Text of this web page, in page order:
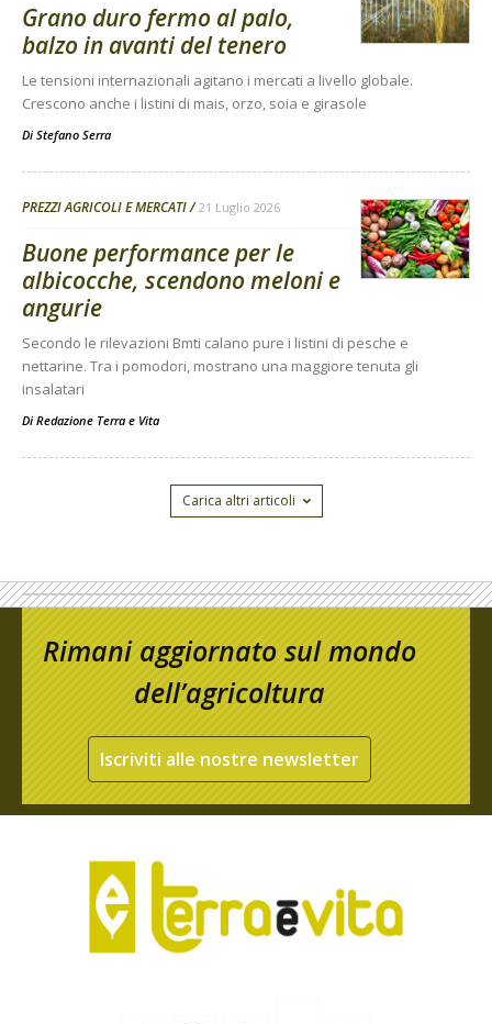
Grano duro fermo al palo,
balzo in avanti del tenero
Le tensioni internazionali agitano i mercati a livello globale.
Crescono anche i listini di mais, orzo, soia e girasole
Di Stefano Serra
PREZZI AGRICOLI E MERCATI 21 Luglio 2026
Buone performance per le
albicocche, scendono meloni e
angurie
Secondo le rilevazioni Bmti calano pure i listini di pesche e
nettarine. Tra i pomodori, mostrano una maggiore tenuta gli
insalatari
Di Redazione Terra e Vita
Carica altri articoli
Rimani aggiornato sul mondo
dell’agricoltura
Iscriviti alle nostre newsletter